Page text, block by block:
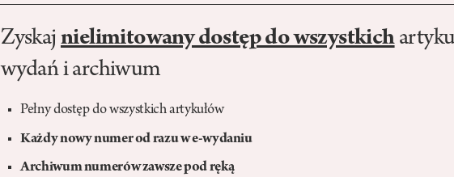
Zyskaj nielimitowany dostęp do wszystkich
wydań i archiwum
Pełny dostęp do wszystkich artykułów
Każdy nowy numer od razu w e-wydaniu
Archiwum numerów zawsze pod ręką